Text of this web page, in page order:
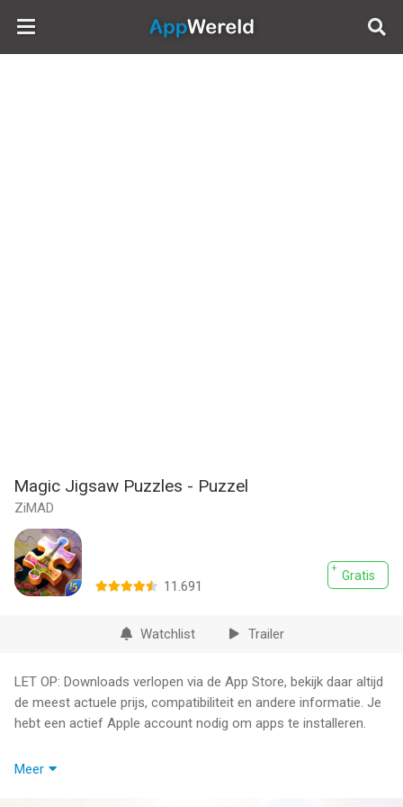
AppWereld
Magic Jigsaw Puzzles - Puzzel
ZiMAD
Gratis
11.691
Watchlist Trailer
LET OP: Downloads verlopen via de App Store, bekijk daar altijd
de meest actuele prijs, compatibiliteit en andere informatie. Je
hebt een actief Apple account nodig om apps te installeren.
150 miljoen downloads wereldwijd! Magic Jigsaw Puzzles is het
Meer